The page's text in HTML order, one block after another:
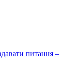
питання –